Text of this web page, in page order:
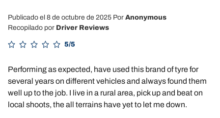
Publicado el 8 de octubre de 2025 Por Anonymous
Recopilado por Driver Reviews
5/5
Performing as expected, have used this brand of tyre for
several years on different vehicles and always found them
well up to the job. I live in a rural area, pick up and beat on
local shoots, the all terrains have yet to let me down.